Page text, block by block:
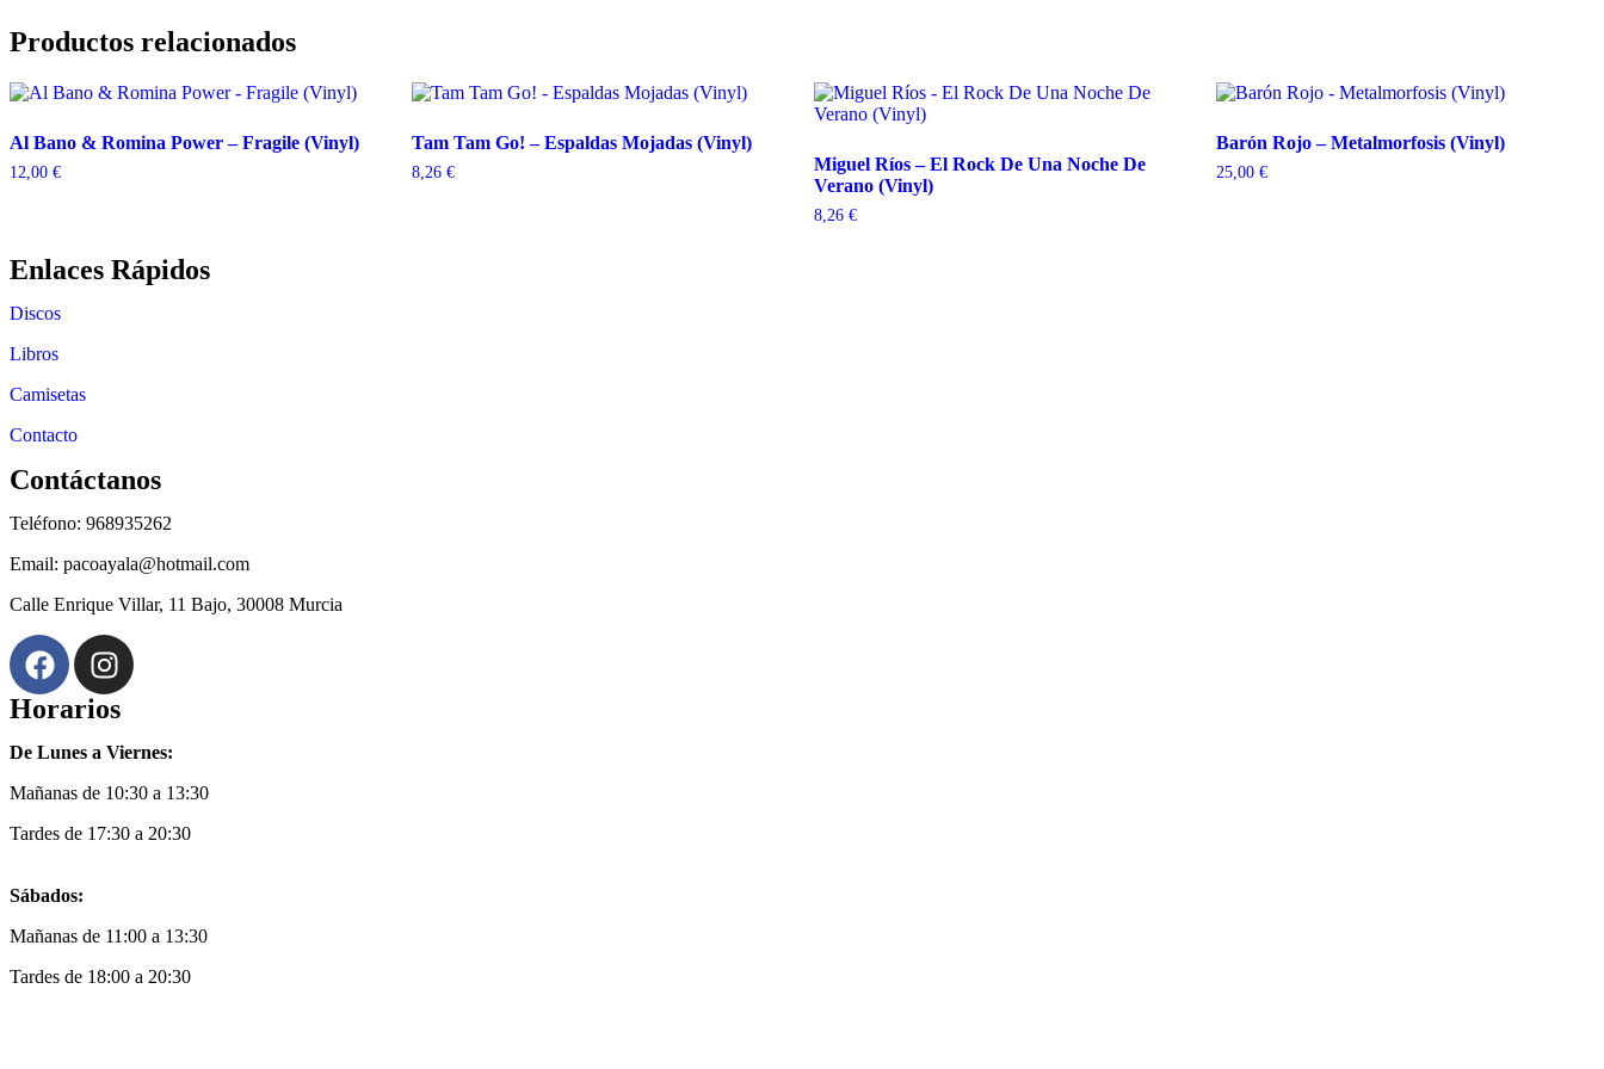
Productos relacionados
Al Bano & Romina Power – Fragile (Vinyl)
12,00 €
Tam Tam Go! – Espaldas Mojadas (Vinyl)
8,26 €
Miguel Ríos – El Rock De Una Noche De
Verano (Vinyl)
8,26 €
Barón Rojo – Metalmorfosis (Vinyl)
25,00 €
Enlaces Rápidos
Discos
Libros
Camisetas
Contacto
Contáctanos
Teléfono: 968935262
Email: pacoayala@hotmail.com
Calle Enrique Villar, 11 Bajo, 30008 Murcia
Horarios
De Lunes a Viernes:
Mañanas de 10:30 a 13:30
Tardes de 17:30 a 20:30
Sábados:
Mañanas de 11:00 a 13:30
Tardes de 18:00 a 20:30